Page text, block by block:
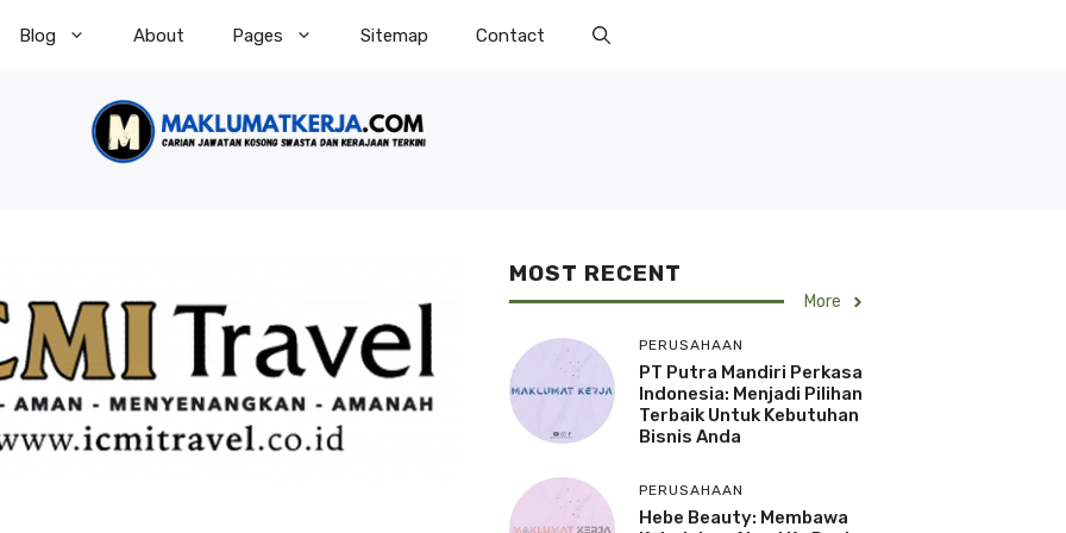
Blog About Pages Sitemap Contact
MOST RECENT
More
PERUSAHAAN
PT Putra Mandiri Perkasa
Indonesia: Menjadi Pilihan
Terbaik Untuk Kebutuhan
Bisnis Anda
PERUSAHAAN
Hebe Beauty: Membawa